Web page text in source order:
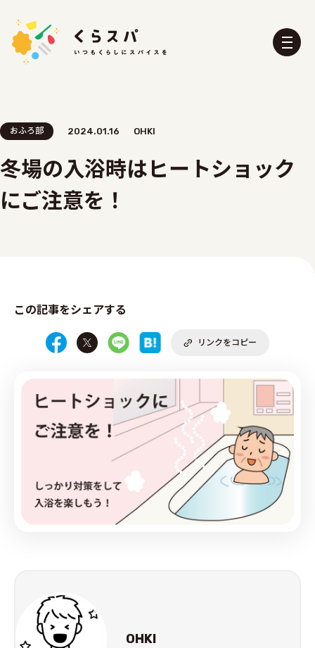
おふろ部
PRODUCE by ︎BG SERVICE
おふろ部 2024.01.16 OHKI
冬場の入浴時はヒートショック
にご注意を！
この記事をシェアする
リンクをコピー
OHKI